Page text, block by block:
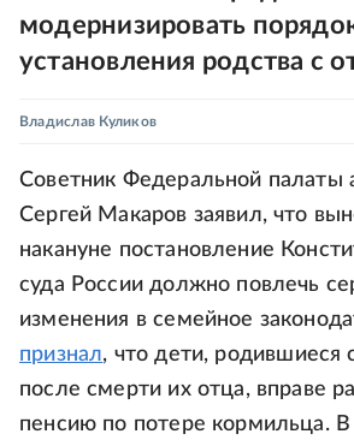
модернизировать
установления родства с
Владислав Куликов
Советник Федеральной палаты
Сергей Макаров заявил, что
накануне постановление
суда России должно повлечь
изменения в семейное
признал, что дети,
после смерти их отца, вправе
пенсию по потере кормильца.